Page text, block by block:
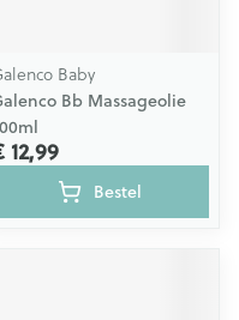
Baby
Bb Massageolie
12,99
Bestel